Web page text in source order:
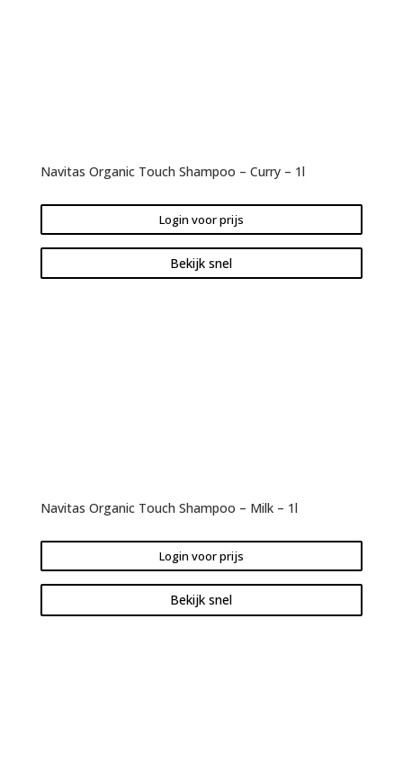
Navitas Organic Touch Shampoo – Curry – 1l
Login voor prijs
Bekijk snel
Navitas Organic Touch Shampoo – Milk – 1l
Login voor prijs
Bekijk snel